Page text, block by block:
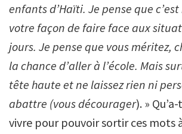
enfants d’Haïti. Je pense que
votre façon de faire face aux
jours. Je pense que vous méritez,
la chance d’aller à l’école. Mais
tête haute et ne laissez rien ni
abattre (vous décourager). »
vivre pour pouvoir sortir ces mots